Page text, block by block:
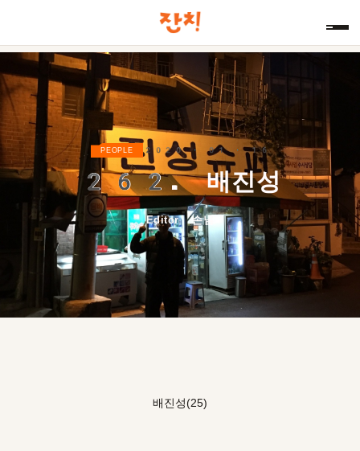
PEOPLE 2020 · 01 · 16
262.배진성
Editor 손님
배진성(25)